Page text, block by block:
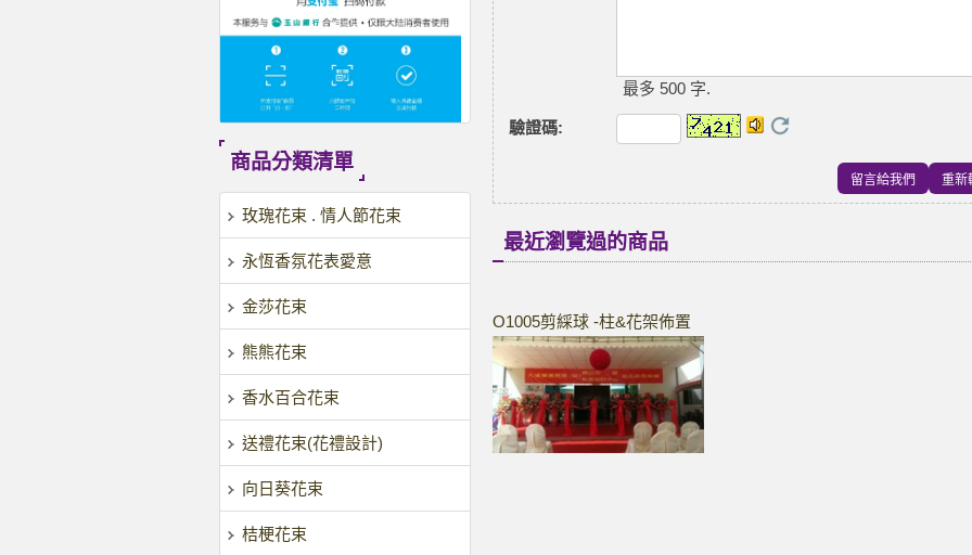
商品分類清單
玫瑰花束 . 情人節花束
永恆香氛花表愛意
金莎花束
熊熊花束
香水百合花束
送禮花束(花禮設計)
向日葵花束
桔梗花束
最多 500 字.
驗證碼:
最近瀏覽過的商品
O1005剪綵球 -柱&花架佈置